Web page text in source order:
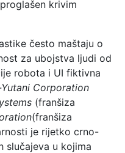
krivim
često maštaju o
za ubojstva ljudi od
robota i UI fiktivna
Corporation
(franšiza
(franšiza
je rijetko crno-
slučajeva u kojima